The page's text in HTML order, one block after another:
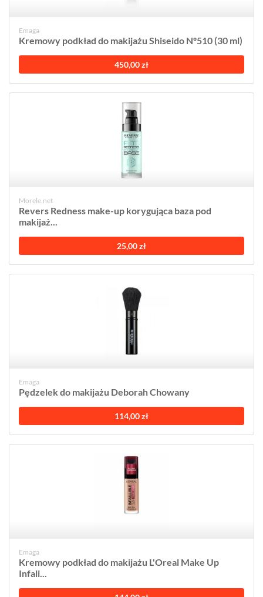
Emaga
Kremowy podkład do makijażu Shiseido Nº510 (30 ml)
450,00 zł
Morele.net
Revers Redness make-up korygująca baza pod
makijaż...
25,00 zł
Emaga
Pędzelek do makijażu Deborah Chowany
114,00 zł
Emaga
Kremowy podkład do makijażu L'Oreal Make Up
Infali...